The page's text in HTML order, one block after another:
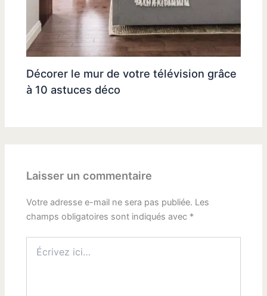
Décorer le mur de votre télévision grâce
à 10 astuces déco
Laisser un commentaire
Votre adresse e-mail ne sera pas publiée. Les
champs obligatoires sont indiqués avec *
ici…